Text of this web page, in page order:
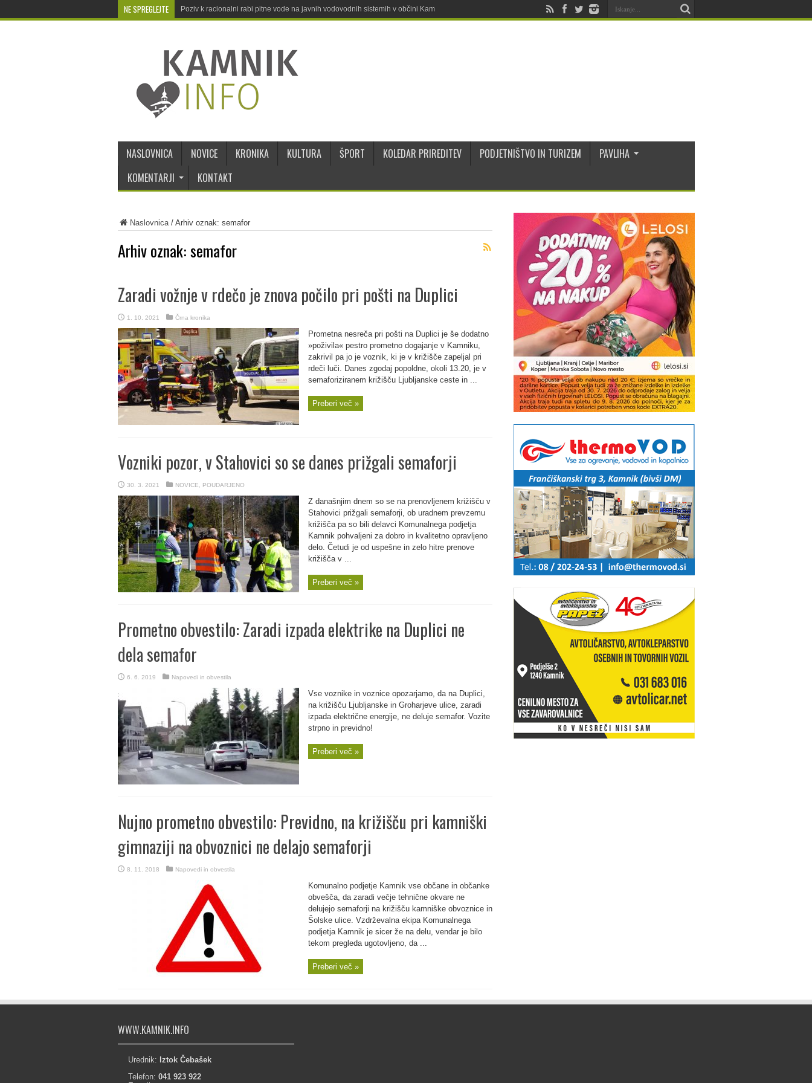
NE SPREGLEJTE Poziv k racionalni rabi pitne vode na javnih vodovodnih sistemih v občini Kamnik
NASLOVNICA NOVICE KRONIKA KULTURA ŠPORT KOLEDAR PRIREDITEV PODJETNIŠTVO IN TURIZEM
PAVLIHA
KOMENTARJI
KONTAKT
Naslovnica/ Arhiv oznak: semafor
Arhiv oznak:semafor
Zaradi vožnje v rdečo je znova počilo pri pošti na Duplici
1. 10. 2021 Črna kronika
Prometna nesreča pri pošti na Duplici je še dodatno
»poživila« pestro prometno dogajanje v Kamniku,
zakrivil pa jo je voznik, ki je v križišče zapeljal pri
rdeči luči. Danes zgodaj popoldne, okoli 13.20, je v
semaforiziranem križišču Ljubljanske ceste in ...
Preberi več »
Vozniki pozor, v Stahovici so se danes prižgali semaforji
30. 3. 2021 NOVICE POUDARJENO
Z današnjim dnem so se na prenovljenem križišču v
Stahovici prižgali semaforji, ob uradnem prevzemu
križišča pa so bili delavci Komunalnega podjetja
Kamnik pohvaljeni za dobro in kvalitetno opravljeno
delo. Četudi je od uspešne in zelo hitre prenove
križišča v ...
Preberi več »
Prometno obvestilo: Zaradi izpada elektrike na Duplici ne
dela semafor
6. 6. 2019 Napovedi in obvestila
Vse voznike in voznice opozarjamo, da na Duplici,
na križišču Ljubljanske in Groharjeve ulice, zaradi
izpada električne energije, ne deluje semafor. Vozite
strpno in previdno!
Preberi več »
Nujno prometno obvestilo: Previdno, na križišču pri kamniški
gimnaziji na obvoznici ne delajo semaforji
8. 11. 2018 Napovedi in obvestila
Komunalno podjetje Kamnik vse občane in občanke
obvešča, da zaradi večje tehnične okvare ne
delujejo semaforji na križišču kamniške obvoznice in
Šolske ulice. Vzdrževalna ekipa Komunalnega
podjetja Kamnik je sicer že na delu, vendar je bilo
tekom pregleda ugotovljeno, da ...
Preberi več »
WWW.KAMNIK.INFO
Urednik: Iztok Čebašek
Telefon: 041 923 922